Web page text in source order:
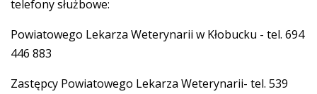
telefony służbowe:
Powiatowego Lekarza Weterynarii w Kłobucku - tel. 694
446 883
Zastępcy Powiatowego Lekarza Weterynarii- tel. 539